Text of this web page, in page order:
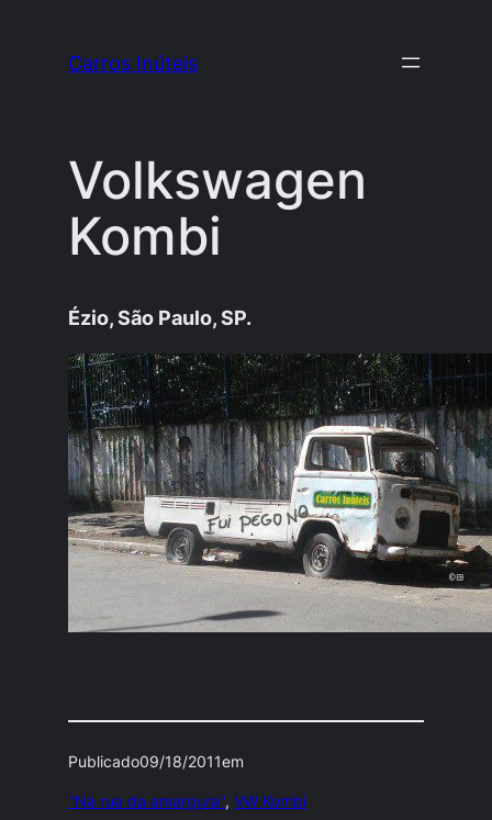
Carros Inúteis
Volkswagen
Kombi
Ézio, São Paulo, SP.
Publicado09/18/2011em
"Na rua da amargura", VW Kombi